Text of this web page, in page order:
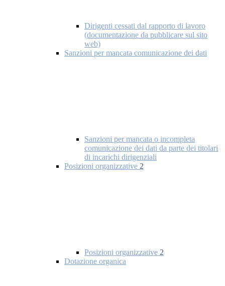
Dirigenti cessati dal rapporto di lavoro
(documentazione da pubblicare sul sito
web)
Sanzioni per mancata comunicazione dei dati
Sanzioni per mancata o incompleta
comunicazione dei dati da parte dei titolari
di incarichi dirigenziali
Posizioni organizzative 2
Posizioni organizzative 2
Dotazione organica